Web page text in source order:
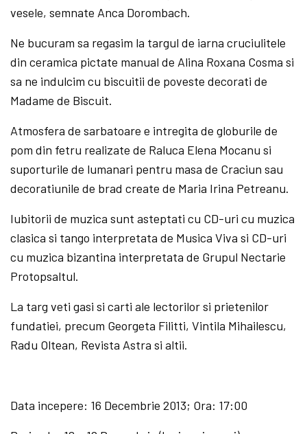
vesele, semnate Anca Dorombach.
Ne bucuram sa regasim la targul de iarna cruciulitele
din ceramica pictate manual de Alina Roxana Cosma si
sa ne indulcim cu biscuitii de poveste decorati de
Madame de Biscuit.
Atmosfera de sarbatoare e intregita de globurile de
pom din fetru realizate de Raluca Elena Mocanu si
suporturile de lumanari pentru masa de Craciun sau
decoratiunile de brad create de Maria Irina Petreanu.
Iubitorii de muzica sunt asteptati cu CD-uri cu muzica
clasica si tango interpretata de Musica Viva si CD-uri
cu muzica bizantina interpretata de Grupul Nectarie
Protopsaltul.
La targ veti gasi si carti ale lectorilor si prietenilor
fundatiei, precum Georgeta Filitti, Vintila Mihailescu,
Radu Oltean, Revista Astra si altii.
Data incepere: 16 Decembrie 2013; Ora: 17:00